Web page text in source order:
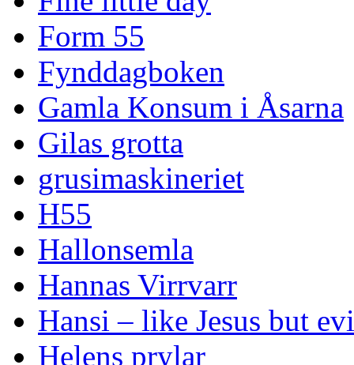
Form 55
Fynddagboken
Gamla Konsum i Åsarna
Gilas grotta
grusimaskineriet
H55
Hallonsemla
Hannas Virrvarr
Hansi – like Jesus but
Helens prylar